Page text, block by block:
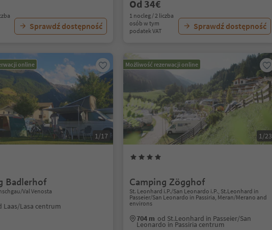
Sprawdź dostępność
Od 34€
1 nocleg / 2 liczba
osób w tym
podatek VAT
Sprawdź dostępność
online
1/17
Badlerhof
Val Venosta
Laas/Lasa centrum
Możliwość rezerwacji online
1/23
Camping Zögghof
St. Leonhard i.P./San Leonardo i.P., St.Leonhard in
Passeier/San Leonardo in Passiria, Meran/Merano and
environs
704 m od St.Leonhard in Passeier/San
Leonardo in Passiria centrum